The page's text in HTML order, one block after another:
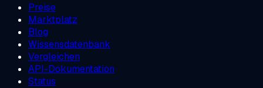
Preise
Marktplatz
Blog
Wissensdatenbank
Vergleichen
API-Dokumentation
Status